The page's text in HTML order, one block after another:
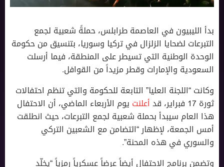
بدأ الليبيون في العاصمة طرابلس، حملةً شعبية لجمع
التبرعات لضحايا الزلزال في تركيا وسوريا، بتنسيق من حكومة
الوحدة الوطنية التي تسيطر على المنطقة، فيما أرسلت
السعودية واﻹمارات وقطر مزيداً من القوافل.
وكانت “اللجنة العليا” التابعة للحكومة والتي تنظم احتفالات
ثورة 17 فبراير، قد
أعلنت يوم اﻷربعاء الماضي، أن الاحتفال
هذا العام سيبدأ بحملة شعبية لجمع التبرعات، حيث انطلقت
أمس الجمعة، ﻹظهار “التضامن مع الشعبين التركي
والسوري في هذه المحنة”.
وتضمن برنامج الاحتفال أيضاً عرضاً عسكرياً رمزياً “يخلّد